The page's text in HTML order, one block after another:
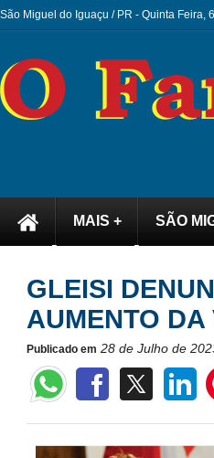
São Miguel do Iguaçu / PR - Quinta Feira,
MAIS + SÃO
GLEISI
AUMENTO
Publicado em 28 de Julho de